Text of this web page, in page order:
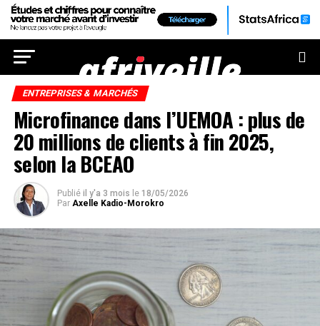
ENTREPRISES & MARCHÉS
Microfinance dans l’UEMOA : plus de
20 millions de clients à fin 2025,
selon la BCEAO
Publié il y'a 3 mois le 18/05/2026
Par Axelle Kadio-Morokro